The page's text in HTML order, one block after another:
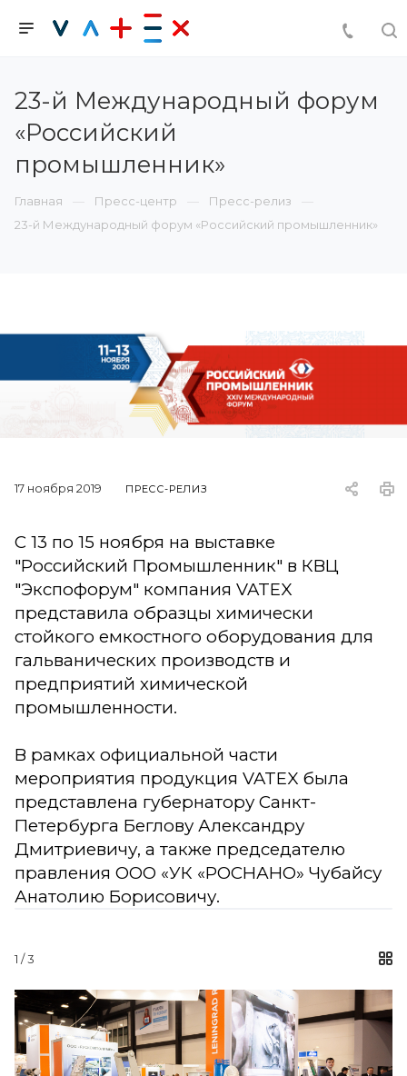
23-й Международный форум
«Российский
промышленник»
Главная Пресс-центр
Пресс-релиз
23-й Международный форум «Российский промышленник»
17 ноября 2019 ПРЕСС-РЕЛИЗ
С 13 по 15 ноября на выставке
"Российский Промышленник" в КВЦ
"Экспофорум" компания VATEX
представила образцы химически
стойкого емкостного оборудования для
гальванических производств и
предприятий химической
промышленности.
В рамках официальной части
мероприятия продукция VATEX была
представлена губернатору Санкт-
Петербурга Беглову Александру
Дмитриевичу, а также председателю
правления ООО «УК «РОСНАНО» Чубайсу
Анатолию Борисовичу.
1 / 3